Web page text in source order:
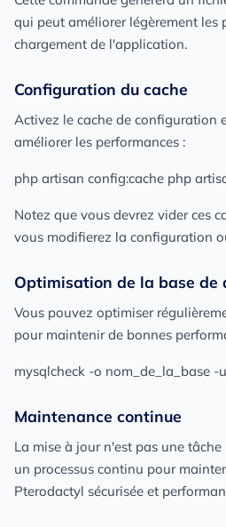
qui peut améliorer légèrement les
chargement de l'application.
Configuration du cache
Activez le cache de configuration
améliorer les performances :
php artisan config:cache php
Notez que vous devrez vider ces
vous modifierez la configuration
Optimisation de la base de
Vous pouvez optimiser
pour maintenir de bonnes
mysqlcheck -o nom_de_la_base
Maintenance continue
La mise à jour n'est pas une
un processus continu pour
Pterodactyl sécurisée et